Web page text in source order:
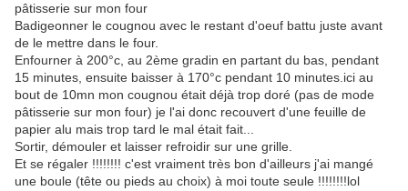
pâtisserie sur mon four
Badigeonner le cougnou avec le restant d'oeuf battu juste avant
de le mettre dans le four.
Enfourner à 200°c, au 2ème gradin en partant du bas, pendant
15 minutes, ensuite baisser à 170°c pendant 10 minutes.ici au
bout de 10mn mon cougnou était déjà trop doré (pas de mode
pâtisserie sur mon four) je l'ai donc recouvert d'une feuille de
papier alu mais trop tard le mal était fait...
Sortir, démouler et laisser refroidir sur une grille.
Et se régaler !!!!!!!! c'est vraiment très bon d'ailleurs j'ai mangé
une boule (tête ou pieds au choix) à moi toute seule !!!!!!!!lol